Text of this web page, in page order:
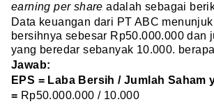
earning per share adalah sebagai
Data keuangan dari PT ABC
bersihnya sebesar Rp50.000.000 dan
yang beredar sebanyak 10.000.
Jawab:
EPS = Laba Bersih / Jumlah Saham
= Rp50.000.000 / 10.000